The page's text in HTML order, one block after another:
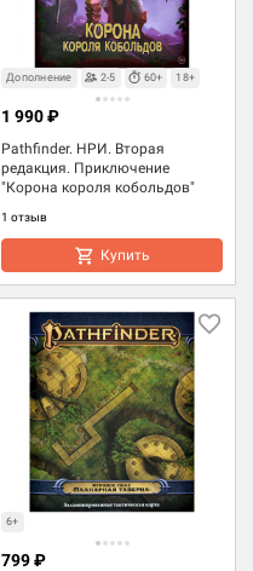
Дополнение 2-5 60+ 18+
Pathfinder. НРИ. Вторая
редакция. Приключение
"Корона короля кобольдов"
1 отзыв
1 990 ₽
Купить
6+
799 ₽